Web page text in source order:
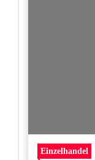
Einzelhandel